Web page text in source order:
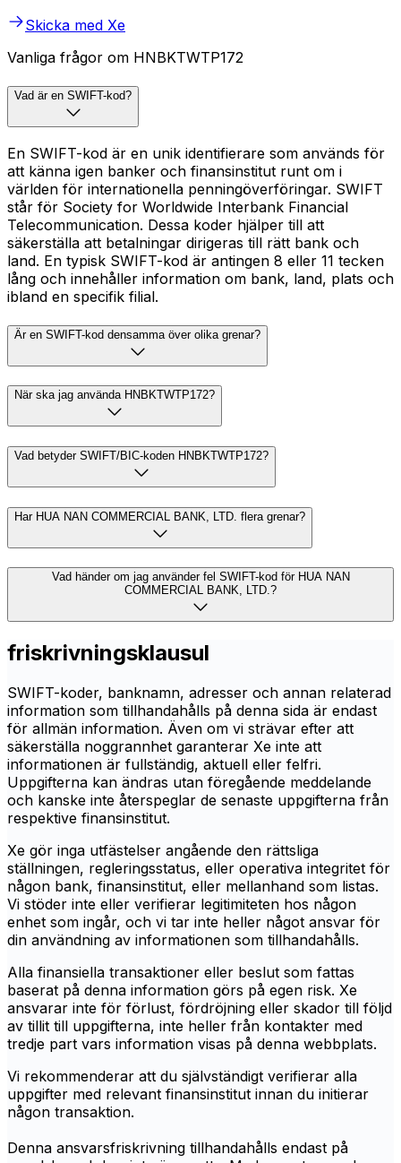
Skicka med Xe
Vanliga frågor om HNBKTWTP172
Vad är en SWIFT-kod?
En SWIFT-kod är en unik identifierare som används för
att känna igen banker och finansinstitut runt om i
världen för internationella penningöverföringar. SWIFT
står för Society for Worldwide Interbank Financial
Telecommunication. Dessa koder hjälper till att
säkerställa att betalningar dirigeras till rätt bank och
land. En typisk SWIFT-kod är antingen 8 eller 11 tecken
lång och innehåller information om bank, land, plats och
ibland en specifik filial.
Är en SWIFT-kod densamma över olika grenar?
När ska jag använda HNBKTWTP172?
Vad betyder SWIFT/BIC-koden HNBKTWTP172?
Har HUA NAN COMMERCIAL BANK, LTD. flera grenar?
Vad händer om jag använder fel SWIFT-kod för HUA NAN
COMMERCIAL BANK, LTD.?
friskrivningsklausul
SWIFT-koder, banknamn, adresser och annan relaterad
information som tillhandahålls på denna sida är endast
för allmän information. Även om vi strävar efter att
säkerställa noggrannhet garanterar Xe inte att
informationen är fullständig, aktuell eller felfri.
Uppgifterna kan ändras utan föregående meddelande
och kanske inte återspeglar de senaste uppgifterna från
respektive finansinstitut.
Xe gör inga utfästelser angående den rättsliga
ställningen, regleringsstatus, eller operativa integritet för
någon bank, finansinstitut, eller mellanhand som listas.
Vi stöder inte eller verifierar legitimiteten hos någon
enhet som ingår, och vi tar inte heller något ansvar för
din användning av informationen som tillhandahålls.
Alla finansiella transaktioner eller beslut som fattas
baserat på denna information görs på egen risk. Xe
ansvarar inte för förlust, fördröjning eller skador till följd
av tillit till uppgifterna, inte heller från kontakter med
tredje part vars information visas på denna webbplats.
Vi rekommenderar att du självständigt verifierar alla
uppgifter med relevant finansinstitut innan du initierar
någon transaktion.
Denna ansvarsfriskrivning tillhandahålls endast på